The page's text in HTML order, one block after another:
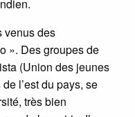
venus des
». Des groupes de
(Union des jeunes
l’est du pays, se
très bien